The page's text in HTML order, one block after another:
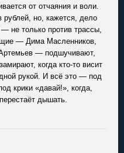
от отчаяния и воли.
но, кажется, дело
не только против трассы,
— Дима Масленников,
— подшучивают,
когда кто-то висит
рукой. И всё это — под
крики «давай!», когда,
дышать.